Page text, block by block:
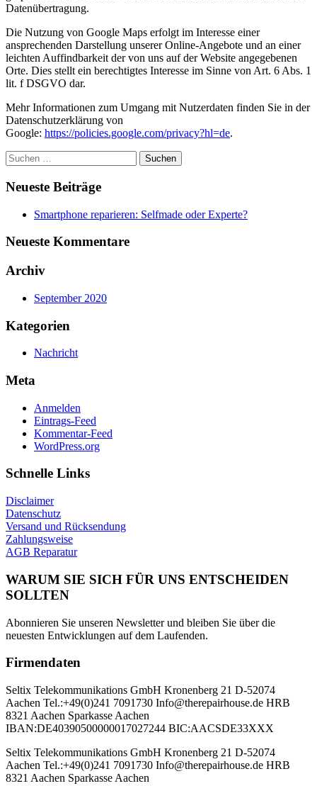
Datenübertragung.
Die Nutzung von Google Maps erfolgt im Interesse einer
ansprechenden Darstellung unserer Online-Angebote und an einer
leichten Auffindbarkeit der von uns auf der Website angegebenen
Orte. Dies stellt ein berechtigtes Interesse im Sinne von Art. 6 Abs. 1
lit. f DSGVO dar.
Mehr Informationen zum Umgang mit Nutzerdaten finden Sie in der
Datenschutzerklärung von
Google: https://policies.google.com/privacy?hl=de.
Suchen
nach:
Neueste Beiträge
Smartphone reparieren: Selfmade oder Experte?
Neueste Kommentare
Archiv
September 2020
Kategorien
Nachricht
Meta
Anmelden
Eintrags-Feed
Kommentar-Feed
WordPress.org
Schnelle Links
Disclaimer
Datenschutz
Versand und Rücksendung
Zahlungsweise
AGB Reparatur
WARUM SIE SICH FÜR UNS ENTSCHEIDEN
SOLLTEN
Abonnieren Sie unseren Newsletter und bleiben Sie über die
neuesten Entwicklungen auf dem Laufenden.
Firmendaten
Seltix Telekommunikations GmbH Kronenberg 21 D-52074
Aachen Tel.:+49(0)241 7091730 Info@therepairhouse.de HRB
8321 Aachen Sparkasse Aachen
IBAN:DE40390500000017027244 BIC:AACSDE33XXX
Seltix Telekommunikations GmbH Kronenberg 21 D-52074
Aachen Tel.:+49(0)241 7091730 Info@therepairhouse.de HRB
8321 Aachen Sparkasse Aachen